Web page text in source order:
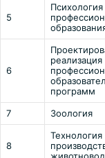
5
Психология
6
реализация
программ
7 Зоология
8
Технология